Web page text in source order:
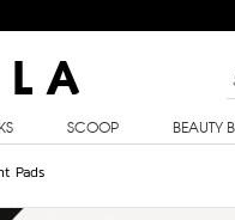
SCOOP BEAUTY
Pads